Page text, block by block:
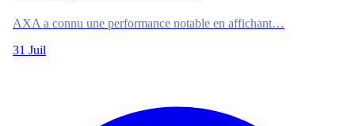
AXA a connu une performance notable en affichant…
31 Juil